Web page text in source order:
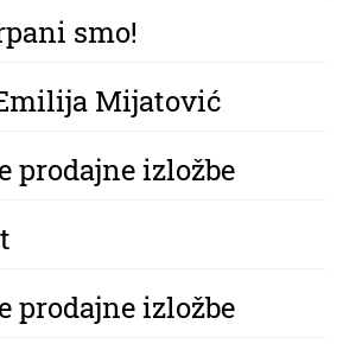
smo!
Mijatović
prodajne izložbe
prodajne izložbe